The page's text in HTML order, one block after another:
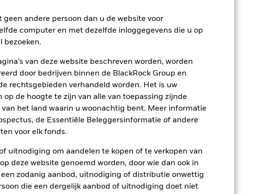
geen andere persoon dan u de website voor
computer en met dezelfde inloggegevens die u op
bezoeken.
van deze website beschreven worden, worden
door bedrijven binnen de BlackRock Group en
rechtsgebieden verhandeld worden. Het is uw
op de hoogte te zijn van alle van toepassing zijnde
het land waarin u woonachtig bent. Meer informatie
de Essentiële Beleggersinformatie of andere
voor elk fonds.
uitnodiging om aandelen te kopen of te verkopen van
deze website genoemd worden, door wie dan ook in
zodanig aanbod, uitnodiging of distributie onwettig
die een dergelijk aanbod of uitnodiging doet niet
10.
Beperkende benchmark 1 (%)
2020 2022 2024